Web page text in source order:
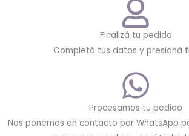
Finalizá tu pedido
Completá tus datos y presioná
Procesamos tu pedido
Nos ponemos en contacto por WhatsApp